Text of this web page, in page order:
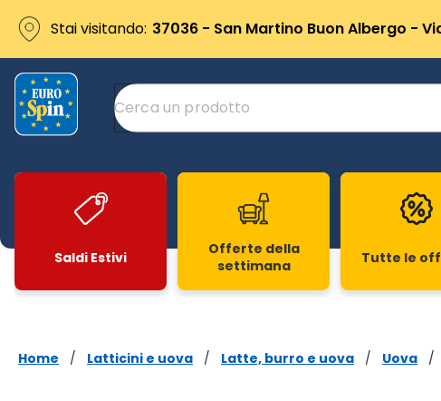
Stai visitando: 37036 - San Martino Buon Albergo -
Saldi Estivi
Offerte della
settimana
Tutte le
Home / Latticini e uova / Latte, burro e uova / Uova /